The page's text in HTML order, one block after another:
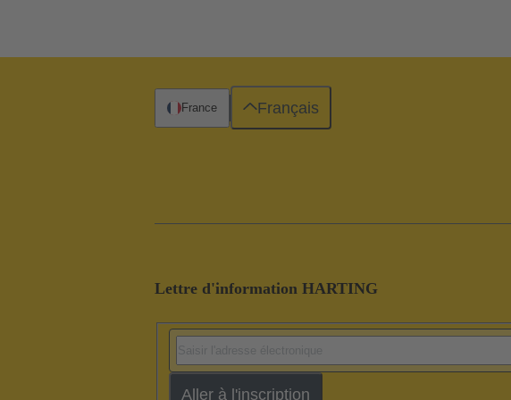
Lettre d'information HARTING
Aller à l'inscription
France Français